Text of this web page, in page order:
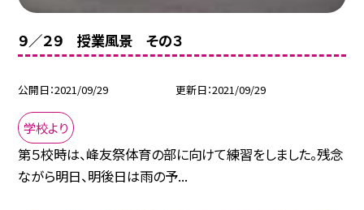
９／２９ 授業風景 その３
公開日 2021/09/29 更新日 2021/09/29
学校より
第５校時は、峰友祭体育の部に向けて練習をしました。残念
ながら明日、明後日は雨の予...